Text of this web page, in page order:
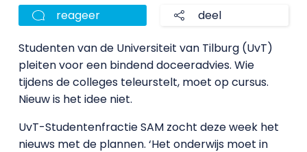
reageer deel
Studenten van de Universiteit van Tilburg (UvT)
pleiten voor een bindend doceeradvies. Wie
tijdens de colleges teleurstelt, moet op cursus.
Nieuw is het idee niet.
UvT-Studentenfractie SAM zocht deze week het
nieuws met de plannen. ‘Het onderwijs moet in